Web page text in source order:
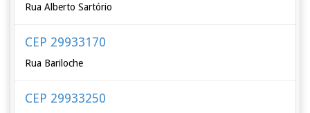
Rua Alberto Sartório
CEP 29933170
Rua Bariloche
CEP 29933250